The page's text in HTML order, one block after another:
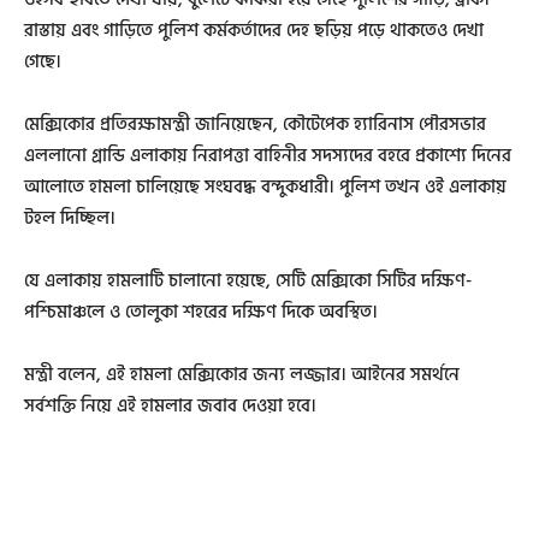
রাস্তায় এবং গাড়িতে পুলিশ কর্মকর্তাদের দেহ ছড়িয় পড়ে থাকতেও দেখা
গেছে।
মেক্সিকোর প্রতিরক্ষামন্ত্রী জানিয়েছেন, কৌটেপেক হ্যারিনাস পৌরসভার
এললানো গ্রান্ডি এলাকায় নিরাপত্তা বাহিনীর সদস্যদের বহরে প্রকাশ্যে দিনের
আলোতে হামলা চালিয়েছে সংঘবদ্ধ বন্দুকধারী। পুলিশ তখন ওই এলাকায়
টহল দিচ্ছিল।
যে এলাকায় হামলাটি চালানো হয়েছে, সেটি মেক্সিকো সিটির দক্ষিণ-
পশ্চিমাঞ্চলে ও তোলুকা শহরের দক্ষিণ দিকে অবস্থিত।
মন্ত্রী বলেন, এই হামলা মেক্সিকোর জন্য লজ্জার। আইনের সমর্থনে
সর্বশক্তি নিয়ে এই হামলার জবাব দেওয়া হবে।